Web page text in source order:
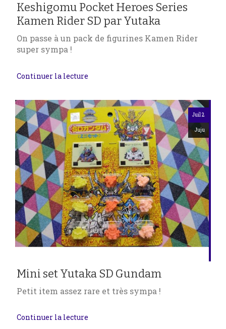
Keshigomu Pocket Heroes Series
Kamen Rider SD par Yutaka
On passe à un pack de figurines Kamen Rider
super sympa !
Continuer la lecture
Juil 2
Juju
Mini set Yutaka SD Gundam
Petit item assez rare et très sympa !
Continuer la lecture